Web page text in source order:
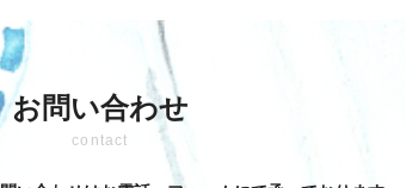
お問い合わせ
contact